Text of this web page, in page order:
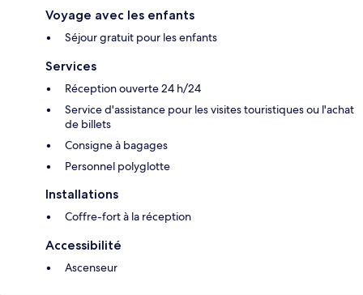
Voyage avec les enfants
Séjour gratuit pour les enfants
Services
Réception ouverte 24 h/24
Service d'assistance pour les visites touristiques ou l'achat
de billets
Consigne à bagages
Personnel polyglotte
Installations
Coffre-fort à la réception
Accessibilité
Ascenseur